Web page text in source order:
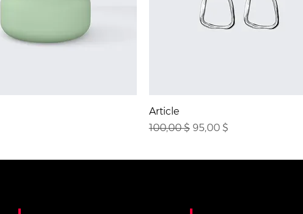
Article
Prix original
100,00 $ Prix promotionnel
95,00 $